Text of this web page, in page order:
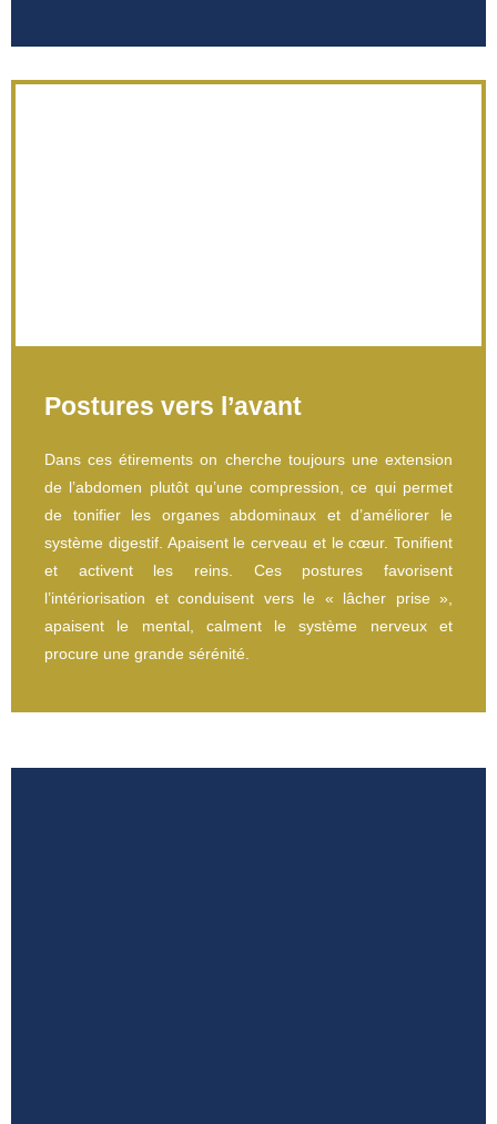
Postures vers l’avant
Dans ces étirements on cherche toujours une extension
de l’abdomen plutôt qu’une compression, ce qui permet
de tonifier les organes abdominaux et d’améliorer le
système digestif. Apaisent le cerveau et le cœur. Tonifient
et activent les reins. Ces postures favorisent
l’intériorisation et conduisent vers le « lâcher prise »,
apaisent le mental, calment le système nerveux et
procure une grande sérénité.